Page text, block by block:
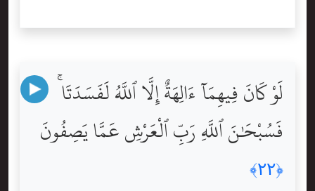
لَوْ كَانَ فِيهِمَآ ءَالِهَةٌ إِلَّا ٱللَّهُ لَفَسَدَتَا ۚ
فَسُبْحَٰنَ ٱللَّهِ رَبِّ ٱلْعَرْشِ عَمَّا يَصِفُونَ
﴿٢٢﴾